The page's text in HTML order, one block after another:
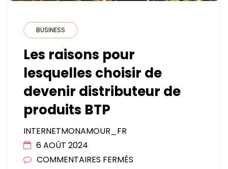
BUSINESS
Les raisons pour
lesquelles choisir de
devenir distributeur de
produits BTP
INTERNETMONAMOUR_FR
6 AOÛT 2024
COMMENTAIRES FERMÉS